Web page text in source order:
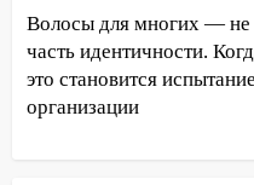
05:00 «Каждая
второй мужчина в
алопецией»: врач
быть вызвано
Волосы для многих — не
часть идентичности.
это становится
организации